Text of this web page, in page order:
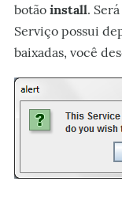
botão install.
Serviço possui
baixadas, você